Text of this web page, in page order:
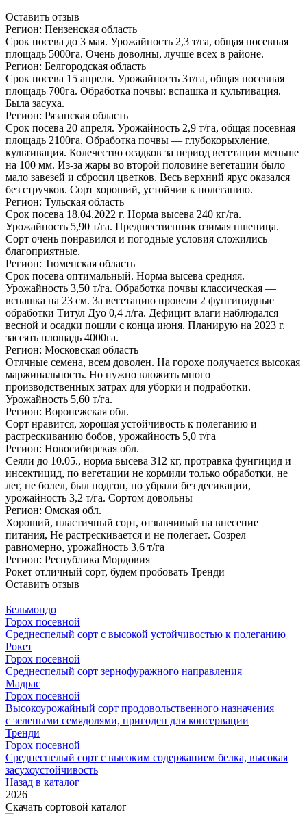
Оставить отзыв
Регион: Пензенская область
Срок посева до 3 мая. Урожайность 2,3 т/га, общая посевная
площадь 5000га. Очень доволны, лучше всех в районе.
Регион: Белгородская область
Срок посева 15 апреля. Урожайность 3т/га, общая посевная
площадь 700га. Обработка почвы: вспашка и культивация.
Была засуха.
Регион: Рязанская область
Срок посева 20 апреля. Урожайность 2,9 т/га, общая посевная
площадь 2100га. Обработка почвы — глубокорыхление,
культивация. Колечество осадков за период вегетации меньше
на 100 мм. Из-за жары во второй половине вегетации было
мало завезей и сбросил цветков. Весь верхний ярус оказался
без стручков. Сорт хороший, устойчив к полеганию.
Регион: Тульская область
Срок посева 18.04.2022 г. Норма высева 240 кг/га.
Урожайность 5,90 т/га. Предшественник озимая пшеница.
Сорт очень понравился и погодные условия сложились
благоприятные.
Регион: Тюменская область
Срок посева оптимальный. Норма высева средняя.
Урожайность 3,50 т/га. Обработка почвы классическая —
вспашка на 23 см. За вегетацию провели 2 фунгицидные
обработки Титул Дуо 0,4 л/га. Дефицит влаги наблюдался
весной и осадки пошли с конца июня. Планирую на 2023 г.
засеять площадь 4000га.
Регион: Московская область
Отлчные семена, всем доволен. На горохе получается высокая
маржинальность. Но нужно вложить много
производственных затрах для уборки и подработки.
Урожайность 5,60 т/га.
Регион: Воронежская обл.
Сорт нравится, хорошая устойчивость к полеганию и
растрескиванию бобов, урожайность 5,0 т/га
Регион: Новосибирская обл.
Сеяли до 10.05., норма высева 312 кг, протравка фунгицид и
инсектицид, по вегетации не кормили только обработки, не
лег, не болел, был подгон, но убрали без десикации,
урожайность 3,2 т/га. Сортом довольны
Регион: Омская обл.
Хороший, пластичный сорт, отзывчивый на внесение
питания, Не растрескивается и не полегает. Созрел
равномерно, урожайность 3,6 т/га
Регион: Республика Мордовия
Рокет отличный сорт, будем пробовать Тренди
Оставить отзыв
Бельмондо
Горох посевной
Среднеспелый сорт с высокой устойчивостью к полеганию
Рокет
Горох посевной
Среднеспелый сорт зернофуражного направления
Мадрас
Горох посевной
Высокоурожайный сорт продовольственного назначения
с зелеными семядолями, пригоден для консервации
Тренди
Горох посевной
Среднеспелый сорт с высоким содержанием белка, высокая
засухоустойчивость
Назад в каталог
2026
Скачать сортовой каталог